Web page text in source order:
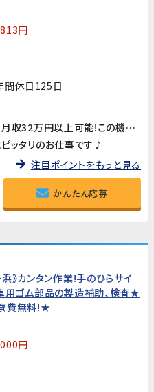
円
間休日125日
＼急募です／未経験からでも月収32万円以上可能!この機会をお見逃しなく!
ッタリのお仕事です♪
注目ポイントをもっと見る
かんたん応募
》カンタン作業!手のひらサイ
用ゴム部品の製造補助、検査★
費無料!★
円